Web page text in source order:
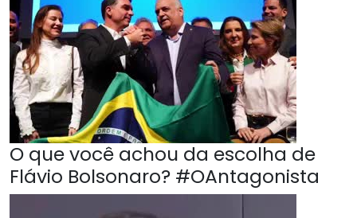
O que você achou da escolha de
Flávio Bolsonaro? #OAntagonista